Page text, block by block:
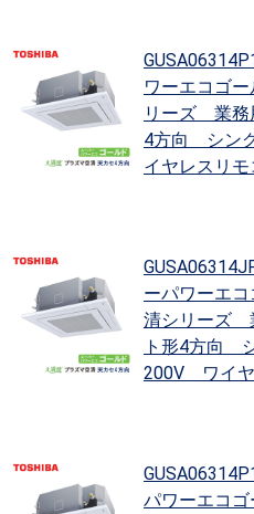
ワーエコゴ
リーズ 業
4方向 シン
イヤレスリ
ーパワーエ
清シリーズ
ト形4方向
200V ワイ
パワーエコ